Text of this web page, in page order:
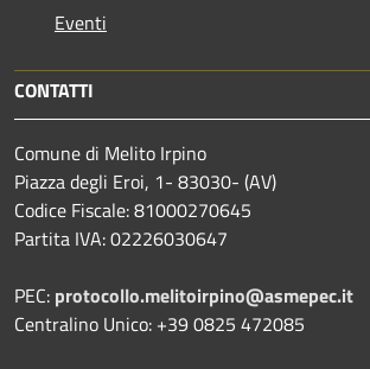
Eventi
CONTATTI
Comune di Melito Irpino
Piazza degli Eroi, 1- 83030- (AV)
Codice Fiscale: 81000270645
Partita IVA: 02226030647
PEC: protocollo.melitoirpino@asmepec.it
Centralino Unico: +39 0825 472085